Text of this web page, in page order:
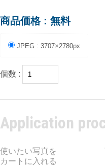
商品価格 : 無料
JPEG : 3707×2780px
個数 :
Application
使いたい写真を
カートに入れる